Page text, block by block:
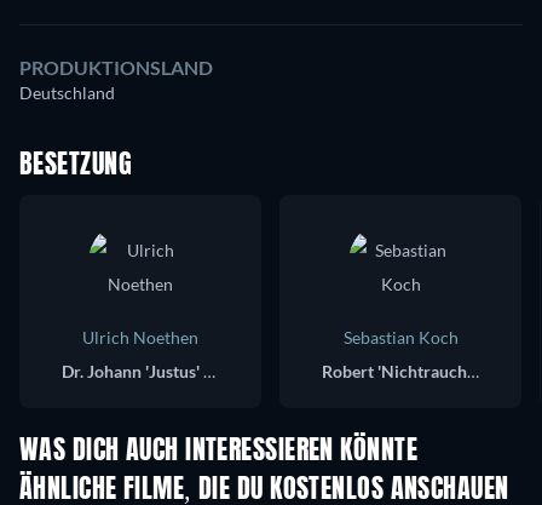
PRODUKTIONSLAND
Deutschland
BESETZUNG
Ulrich Noethen
Dr. Johann 'Justus' Bökh
Sebastian Koch
Robert 'Nichtraucher' Uthofft
WAS DICH AUCH INTERESSIEREN KÖNNTE
ÄHNLICHE FILME, DIE DU KOSTENLOS ANSCHAUEN